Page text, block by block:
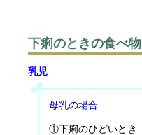
下痢のときの食べ物
乳児
母乳の場合
①下痢のひどいとき